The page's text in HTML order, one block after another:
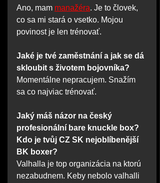
Ano, mam manažéra. Je to človek,
co sa mi stará o vsetko. Mojou
povinost je len trénovať.
Jaké je tvé zaměstnání a jak se dá
skloubit s životem bojovníka?
Momentálne nepracujem. Snažím
sa co najviac trénovať.
Jaký máš názor na český
profesionální bare knuckle box?
Kdo je tvůj CZ SK nejoblíbenější
BK boxer?
Valhalla je top organizácia na ktorú
nezabudnem. Keby nebolo valhalli